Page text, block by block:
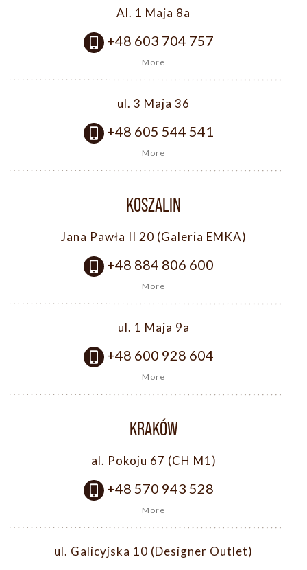
Al. 1 Maja 8a
+48 603 704 757
More
ul. 3 Maja 36
+48 605 544 541
More
KOSZALIN
Jana Pawła II 20 (Galeria EMKA)
+48 884 806 600
More
ul. 1 Maja 9a
+48 600 928 604
More
KRAKÓW
al. Pokoju 67 (CH M1)
+48 570 943 528
More
ul. Galicyjska 10 (Designer Outlet)